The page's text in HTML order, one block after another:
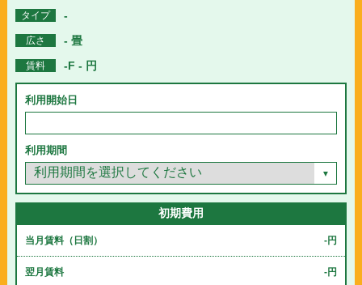
タイプ -
広さ - 畳
賃料 -F - 円
利用開始日
利用期間
初期費用
当月賃料（日割） -円
翌月賃料 -円